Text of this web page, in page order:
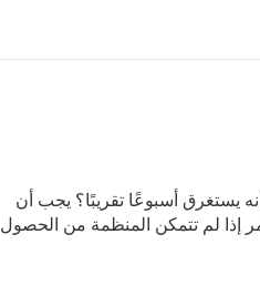
يستغرق أسبوعًا تقريبًا؟ يجب أن
إذا لم تتمكن المنظمة من الحصول